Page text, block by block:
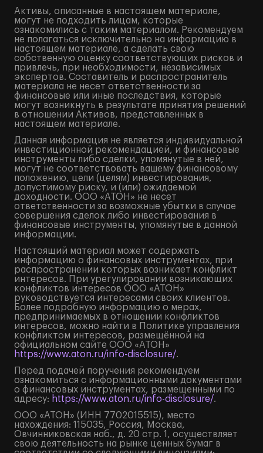
Активы, описанные в настоящем материале,
могут не подходить лицам, которые
ознакомились с таким материалом. Рекомендуем
не полагаться исключительно на информацию в
настоящем материале, а сделать свою
собственную оценку соответствующих рисков и
привлечь, при необходимости, независимых
экспертов. Составитель и распространитель
материала не несет ответственности за
финансовые или иные последствия, которые
могут возникнуть в результате принятия решений
в отношении Активов, представленных в
настоящем материале.
Данная информация не является индивидуальной
инвестиционной рекомендацией, и финансовые
инструменты либо сделки, упомянутые в ней,
могут не соответствовать вашему финансовому
положению, цели (целям) инвестирования,
допустимому риску, и (или) ожидаемой
доходности. ООО «АТОН» не несет
ответственности за возможные убытки в случае
совершения сделок либо инвестирования в
финансовые инструменты, упомянутые в данной
информации.
Настоящий материал может содержать
информацию о финансовых инструментах, при
распространении которых возникает конфликт
интересов. При урегулировании возникающих
конфликтов интересов ООО «АТОН»
руководствуется интересами своих клиентов.
Более подробную информацию о мерах,
предпринимаемых в отношении конфликтов
интересов, можно найти в Политике управления
конфликтом интересов, размещённой на
официальном сайте ООО «АТОН»
https://www.aton.ru/info-disclosure/.
Перед подачей поручения рекомендуем
ознакомиться с информационными документами
о финансовых инструментах, размещенными по
адресу: https://www.aton.ru/info-disclosure/.
ООО «АТОН» (ИНН 7702015515), место
нахождения: 115035, Россия, Москва,
Овчинниковская наб., д. 20 стр. 1, осуществляет
свою деятельность на рынке ценных бумаг в